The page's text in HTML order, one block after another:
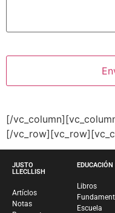
[/
[/
JUSTO
LLECLLISH
Artíclos
Notas
EDUCACIÓN
Libros
Escuela